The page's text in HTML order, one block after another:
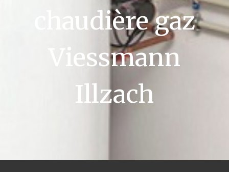
chaudière gaz
Viessmann
Illzach